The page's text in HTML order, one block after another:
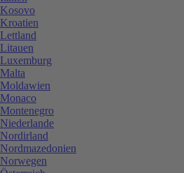
Kosovo
Kroatien
Lettland
Litauen
Luxemburg
Malta
Moldawien
Monaco
Montenegro
Niederlande
Nordirland
Nordmazedonien
Norwegen